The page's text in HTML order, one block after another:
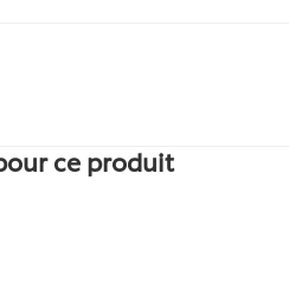
ce produit